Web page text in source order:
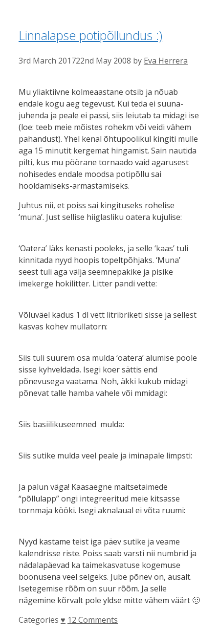
Linnalapse potipõllundus :)
3rd March 201722nd May 2008 by Eva Herrera
Mu yliaktiivne kolmeaastane otsib ja nõuab
endale kogu aeg tegevust. Kui teda ei suuna-
juhenda ja peale ei passi, siis leiutab ta midagi ise
(loe: teeb meie mõistes rohekm või veidi vähem
pahandust). Yhel kenal õhtupoolikul kingiti mulle
aga 15 minutit kergemat hingamist. Sain nautida
pilti, kus mu pöörane tornaado vaid agarusest
nohisedes endale moodsa potipõllu sai
hooldamiseks-armastamiseks.
Juhtus nii, et poiss sai kingituseks rohelise
‘muna’. Just sellise hiiglasliku oatera kujulise:
‘Oatera’ läks kenasti pooleks, ja selle ‘kaas’ tuli
kinnitada nyyd hoopis topeltpõhjaks. ‘Muna’
seest tuli aga välja seemnepakike ja pisike
imekerge hokilitter. Litter pandi vette:
Võluväel kadus 1 dl vett litribriketi sisse ja sellest
kasvas kohev mullatorn:
Siis tuli suurem osa mulda ‘oatera’ alumise poole
sisse kyhveldada. Isegi koer sättis end
põnevusega vaatama. Noh, äkki kukub midagi
põnevat talle hamba vahele või mmidagi:
Siis basiilikuseemned mulda:
Siis sutike mulda veel peale ja iminapale limpsti:
Ja palun väga! Kaasaegne maitsetaimede
“põllulapp” ongi integreeritud meie kitsasse
tornmaja kööki. Isegi aknalaual ei võta ruumi:
Nyyd kastame teist iga päev sutike ja veame
kalendrisse riste. Poiss saab varsti nii numbrid ja
nädalapäevad ka taimekasvatuse kogemuse
boonusena veel selgeks. Jube põnev on, ausalt.
Isetegemise rõõm on suur rõõm. Ja selle
nägemine kõrvalt pole yldse mitte vähem väärt 🙂
Categories ♥ 12 Comments